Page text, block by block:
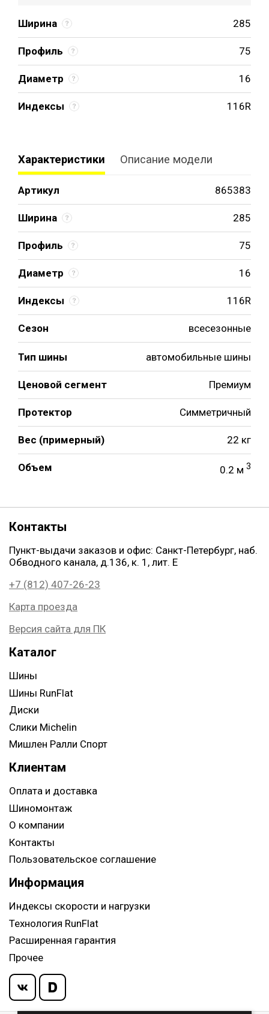
Ширина 285
Профиль 75
Диаметр 16
Индексы 116R
Характеристики Описание модели
Артикул 865383
Ширина 285
Профиль 75
Диаметр 16
Индексы 116R
Сезон всесезонные
Тип шины автомобильные шины
Ценовой сегмент Премиум
Протектор Симметричный
Вес (примерный) 22 кг
Объем 0.2 м 3
Контакты
Пункт-выдачи заказов и офис: Санкт-Петербург, наб.
Обводного канала, д.136, к. 1, лит. Е
+7 (812) 407-26-23
Карта проезда
Версия сайта для ПК
Каталог
Шины
Шины RunFlat
Диски
Слики Michelin
Мишлен Ралли Спорт
Клиентам
Оплата и доставка
Шиномонтаж
О компании
Контакты
Пользовательское соглашение
Информация
Индексы скорости и нагрузки
Технология RunFlat
Расширенная гарантия
Прочее